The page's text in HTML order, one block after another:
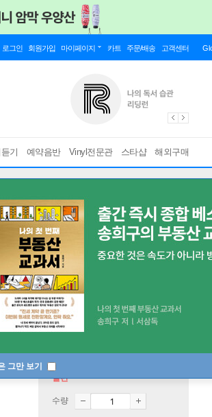
로그인 회원가입 마이페이지 카트 주문/배송 고객센터
기 예약음반 Vinyl전문관 스타샵 해외구매
그만 보기
절판
수량